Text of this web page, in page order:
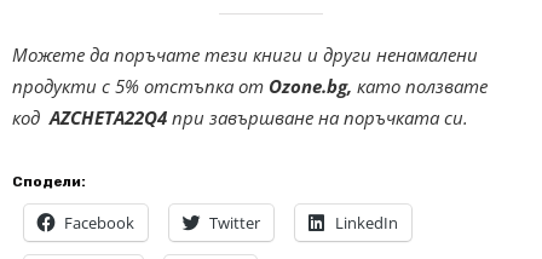
Можете да поръчате тези книги и други ненамалени
продукти с 5% отстъпка от Ozone.bg, като ползвате
код AZCHETA22Q4 при завършване на поръчката си.
Сподели:
Facebook Twitter LinkedIn